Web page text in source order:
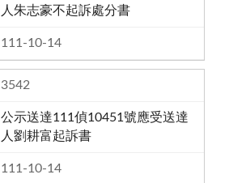
人朱志豪不起訴處分書
111-10-14
3542
公示送達111偵10451號應受送達
人劉耕富起訴書
111-10-14